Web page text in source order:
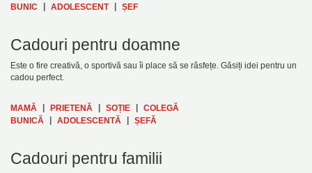
BUNIC
| ADOLESCENT | ȘEF
Cadouri pentru doamne
Este o fire creativă, o sportivă sau îi place să se răsfețe. Găsiți idei pentru un
cadou perfect.
MAMĂ | PRIETENĂ | SOȚIE | COLEGĂ
BUNICĂ
| ADOLESCENTĂ | ȘEFĂ
Cadouri pentru familii